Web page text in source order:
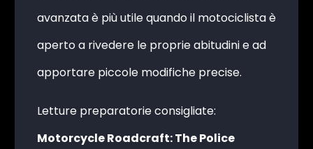
avanzata è più utile quando il motociclista è
aperto a rivedere le proprie abitudini e ad
apportare piccole modifiche precise.
Letture preparatorie consigliate:
Motorcycle Roadcraft: The Police